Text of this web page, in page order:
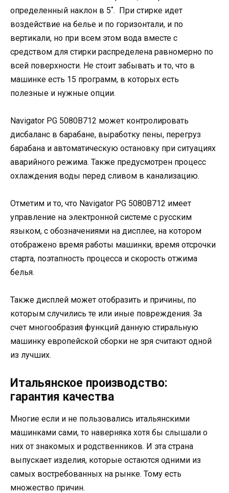
определенный наклон в 5˚. При стирке идет
воздействие на белье и по горизонтали, и по
вертикали, но при всем этом вода вместе с
средством для стирки распределена равномерно по
всей поверхности. Не стоит забывать и то, что в
машинке есть 15 программ, в которых есть
полезные и нужные опции.
Nаvigаtоr РG 5080В712 может контролировать
дисбаланс в барабане, выработку пены, перегруз
барабана и автоматическую остановку при ситуациях
аварийного режима. Также предусмотрен процесс
охлаждения воды перед сливом в канализацию.
Отметим и то, что Nаvigаtоr РG 5080В712 имеет
управление на электронной системе с русским
языком, с обозначениями на дисплее, на котором
отображено время работы машинки, время отсрочки
старта, поэтапность процесса и скорость отжима
белья.
Также дисплей может отобразить и причины, по
которым случились те или иные повреждения. За
счет многообразия функций данную стиральную
машинку европейской сборки не зря считают одной
из лучших.
Итальянское производство:
гарантия качества
Многие если и не пользовались итальянскими
машинками сами, то наверняка хотя бы слышали о
них от знакомых и родственников. И эта страна
выпускает изделия, которые остаются одними из
самых востребованных на рынке. Тому есть
множество причин.